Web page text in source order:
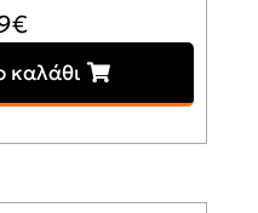
€
καλάθι